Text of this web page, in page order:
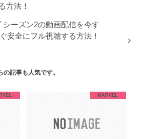
方法！
シーズン2の動画配信を今す
ぐ安全にフル視聴する方法！
の記事も人気です。
MARVEL